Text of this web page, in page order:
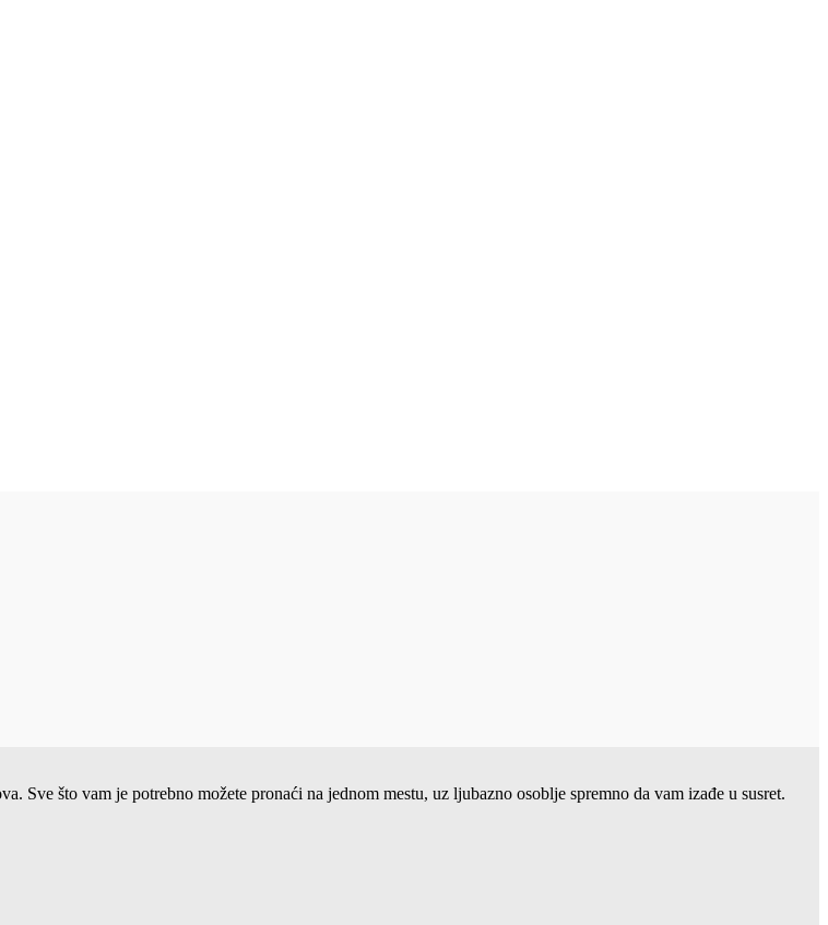
Sve što vam je potrebno možete pronaći na jednom mestu, uz ljubazno osoblje spremno da vam izađe u susret.